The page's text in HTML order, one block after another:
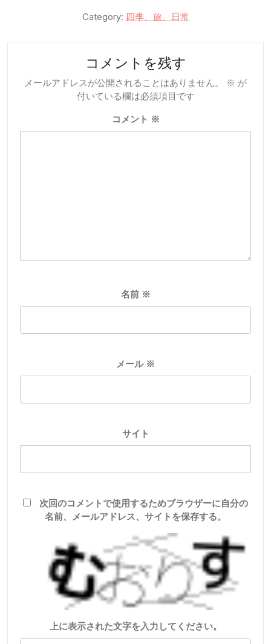
Category: 四季、旅、日常
コメントを残す
メールアドレスが公開されることはありません。 ※ が
付いている欄は必須項目です
コメント ※
名前 ※
メール ※
サイト
次回のコメントで使用するためブラウザーに自分の
名前、メールアドレス、サイトを保存する。
上に表示された文字を入力してください。